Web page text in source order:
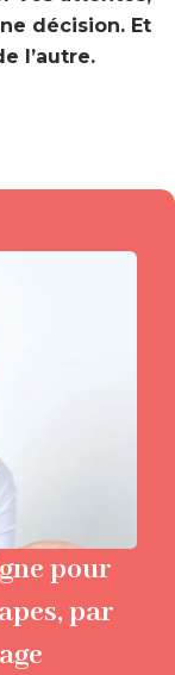
décision. Et
l’autre.
pour
par